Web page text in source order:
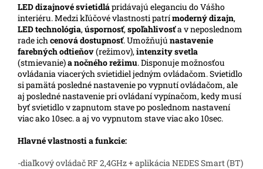
LEDdizajnové svietidlápridávajú eleganciu do Vášho
interiéru. Medzi kľúčové vlastnosti patrímoderný dizajn,
LED technológia,úspornosť,spoľahlivosťa v neposlednom
rade ichcenová dostupnosť. Umožňujú nastavenie
farebných odtieňov(režimov),intenzity svetla
(stmievanie)a nočného režimu. Disponuje možnosťou
ovládania viacerých svietidiel jedným ovládačom. Svietidlo
si pamätá posledné nastavenie po vypnutí ovládačom, ale
aj posledné nastavenie pri ovládaní vypínačom, kedy musí
byť svietidlo v zapnutom stave po poslednom nastavení
viac ako 10sec. a aj vo vypnutom stave viac ako 10sec.
Hlavné vlastnosti a funkcie:
-diaľkový ovládač RF 2,4GHz + aplikácia NEDES Smart (BT)